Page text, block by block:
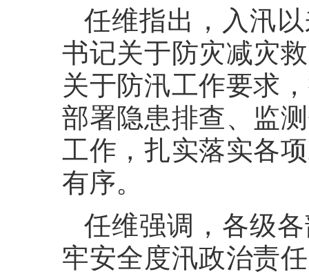
任维指出，入汛
书记关于防灾减灾
关于防汛工作要求
部署隐患排查、监
工作，扎实落实各
有序。
任维强调，各级
牢安全度汛政治责